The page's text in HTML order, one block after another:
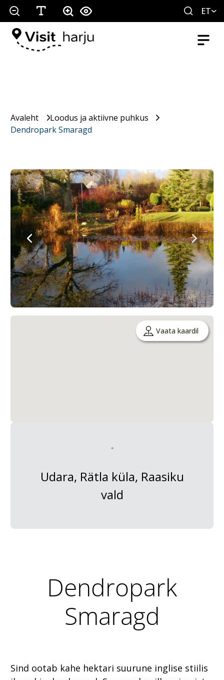
ET
Avaleht
Loodus ja aktiivne puhkus
Dendropark Smaragd
Vaata kaardil
Udara, Rätla küla, Raasiku
vald
Dendropark
Smaragd
Sind ootab kahe hektari suurune inglise stiilis